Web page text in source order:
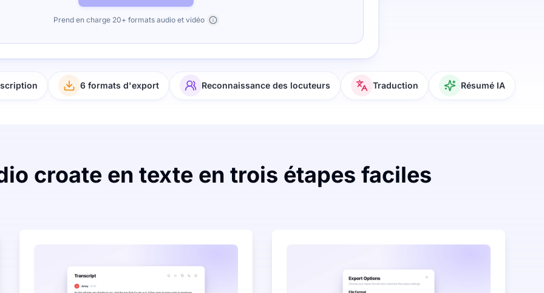
Prend en charge 20+ formats audio et vidéo
6 formats d'export Reconnaissance des locuteurs Traduction Résumé IA
croate en texte en trois étapes faciles